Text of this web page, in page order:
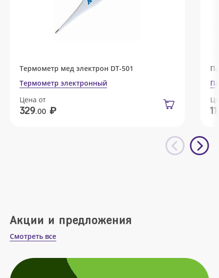
Термометр мед электрон DT-501
Термометр электронный
Цена от
329.00 ₽ 11
Акции и предложения
Смотреть все